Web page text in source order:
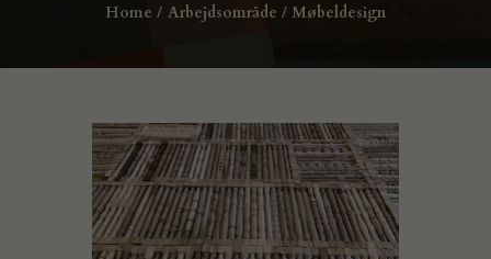
Home Arbejdsområde Møbeldesign
ANSØG
ENGLISH